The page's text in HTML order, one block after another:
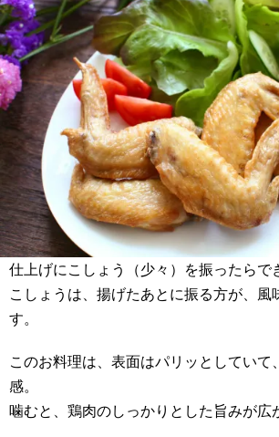
仕上げにこしょう（少々）を振ったらで
こしょうは、揚げたあとに振る方が、風
す。
このお料理は、表面はパリッとしていて
感。
噛むと、鶏肉のしっかりとした旨みが広